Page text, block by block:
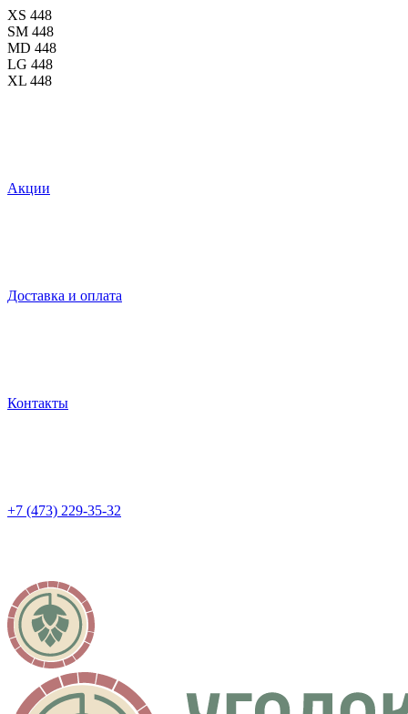
XS 448
SM 448
MD 448
LG 448
XL 448
Акции
Доставка и оплата
Контакты
+7 (473) 229-35-32